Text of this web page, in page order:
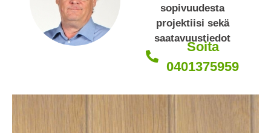
sopivuudesta
projektiisi sekä
saatavuustiedot
Soita
0401375959